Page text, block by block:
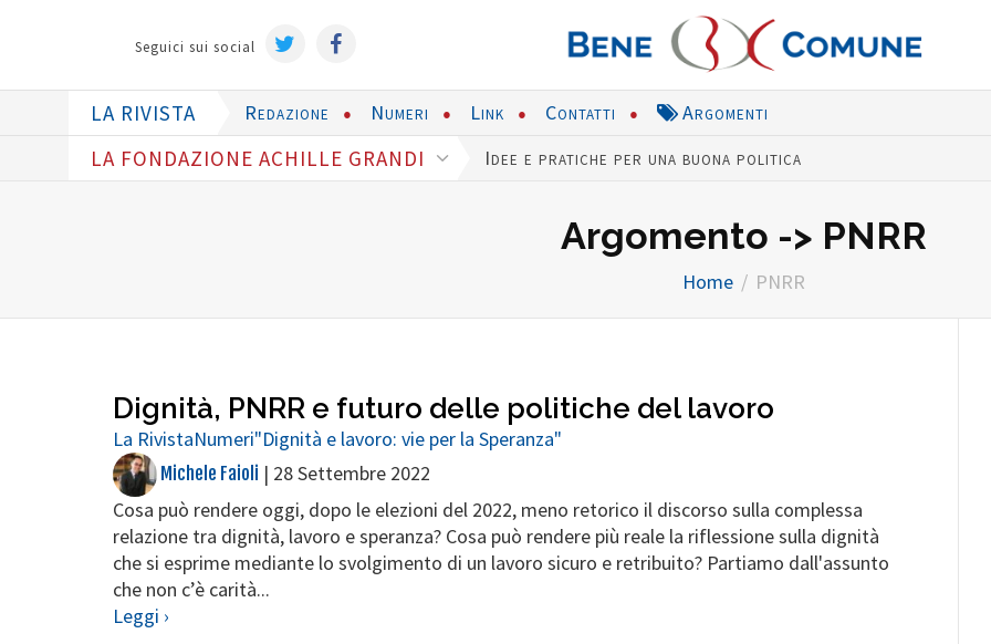
Seguici sui social
LA RIVISTA Redazione Numeri Link Contatti Argomenti
LA FONDAZIONE ACHILLE GRANDI Idee e pratiche per una buona politica
Argomento -> PNRR
Home PNRR
Dignità, PNRR e futuro delle politiche del lavoro
La RivistaNumeri"Dignità e lavoro: vie per la Speranza"
Michele Faioli | 28 Settembre 2022
Cosa può rendere oggi, dopo le elezioni del 2022, meno retorico il discorso sulla complessa
relazione tra dignità, lavoro e speranza? Cosa può rendere più reale la riflessione sulla dignità
che si esprime mediante lo svolgimento di un lavoro sicuro e retribuito? Partiamo dall'assunto
che non c’è carità...
Leggi ›